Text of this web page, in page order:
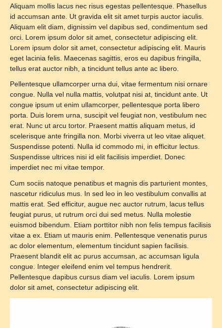
Aliquam mollis lacus nec risus egestas pellentesque. Phasellus
id accumsan ante. Ut gravida elit sit amet turpis auctor iaculis.
Aliquam elit diam, dignissim vel dapibus sed, condimentum sed
orci. Lorem ipsum dolor sit amet, consectetur adipiscing elit.
Lorem ipsum dolor sit amet, consectetur adipiscing elit. Mauris
eget lacinia felis. Maecenas sagittis, eros eu dapibus fringilla,
tellus erat auctor nibh, a tincidunt tellus ante ac libero.
Pellentesque ullamcorper urna dui, vitae fermentum nisi ornare
congue. Nulla vel nulla mattis, volutpat nisi at, tincidunt ante. Ut
congue ipsum ut enim ullamcorper, pellentesque porta libero
porta. Duis lorem urna, suscipit vel feugiat non, vestibulum nec
erat. Nunc ut arcu tortor. Praesent mattis aliquam metus, id
scelerisque ante fringilla non. Morbi viverra ut leo vitae aliquet.
Suspendisse potenti. Nulla id commodo mi, in efficitur lectus.
Suspendisse ultrices nisi id elit facilisis imperdiet. Donec
imperdiet nec mi vitae tempor.
Cum sociis natoque penatibus et magnis dis parturient montes,
nascetur ridiculus mus. In sed leo in leo vestibulum convallis at
mattis erat. Sed efficitur, augue nec auctor rutrum, lacus tellus
feugiat purus, ut rutrum orci dui sed metus. Nulla molestie
euismod bibendum. Etiam porttitor nibh non felis tempus facilisis
vitae a ex. Etiam ut mauris enim. Pellentesque venenatis purus
ac dolor elementum, elementum tincidunt sapien facilisis.
Praesent blandit elit ac purus accumsan, ac accumsan ligula
congue. Integer eleifend enim vel tempus hendrerit.
Pellentesque dapibus cursus diam vel iaculis. Lorem ipsum
dolor sit amet, consectetur adipiscing elit.